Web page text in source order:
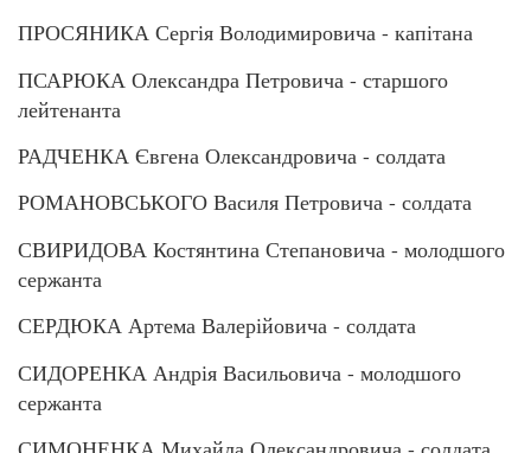
ПРОСЯНИКА Сергія Володимировича - капітана
ПСАРЮКА Олександра Петровича - старшого
лейтенанта
РАДЧЕНКА Євгена Олександровича - солдата
РОМАНОВСЬКОГО Василя Петровича - солдата
СВИРИДОВА Костянтина Степановича - молодшого
сержанта
СЕРДЮКА Артема Валерійовича - солдата
СИДОРЕНКА Андрія Васильовича - молодшого
сержанта